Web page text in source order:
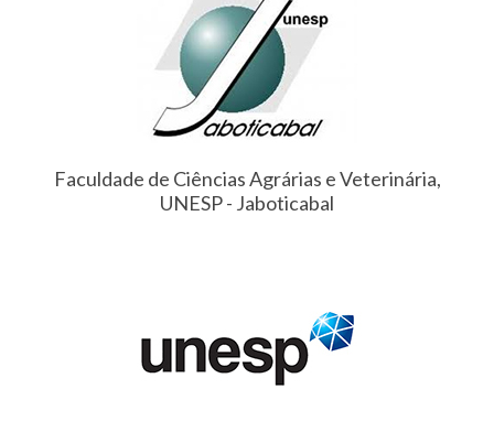
Faculdade de Ciências Agrárias e Veterinária,
UNESP - Jaboticabal